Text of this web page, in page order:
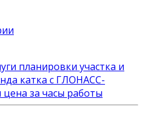
планировки участка и
катка с ГЛОНАСС-
за часы работы